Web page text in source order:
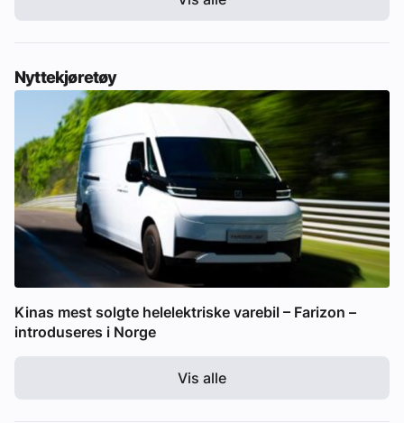
Nyttekjøretøy
Kinas mest solgte helelektriske varebil – Farizon –
introduseres i Norge
Vis alle